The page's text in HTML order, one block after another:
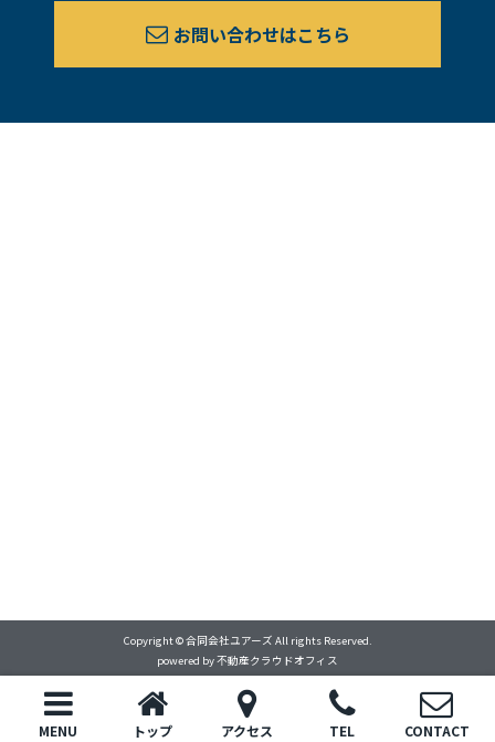
お問い合わせはこちら
MENU トップ アクセス TEL CONTACT
Copyright © 合同会社ユアーズ All rights Reserved.
powered by 不動産クラウドオフィス